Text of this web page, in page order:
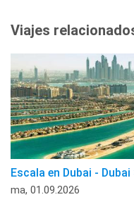
Viajes
Escala en Dubai -
ma, 01.09.2026